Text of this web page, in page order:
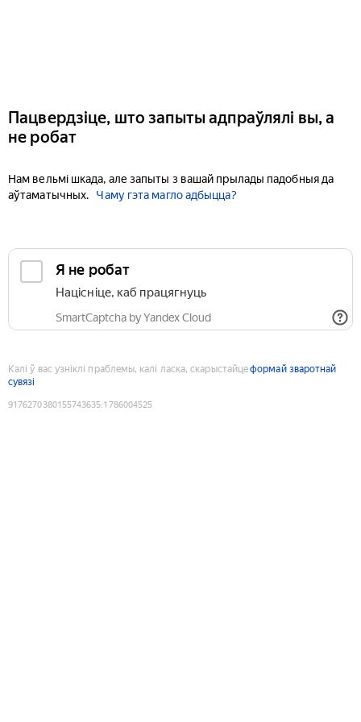
Пацвердзіце, што запыты адпраўлялі вы, а
не робат
Нам вельмі шкада, але запыты з вашай прылады падобныя да
аўтаматычных.
Чаму гэта магло адбыцца?
Я не робат
Націсніце, каб працягнуць
SmartCaptcha by Yandex Cloud
Калі ў вас узніклі праблемы, калі ласка, скарыстайцеформай зваротнай
сувязі
9176270380155743635:1786004525